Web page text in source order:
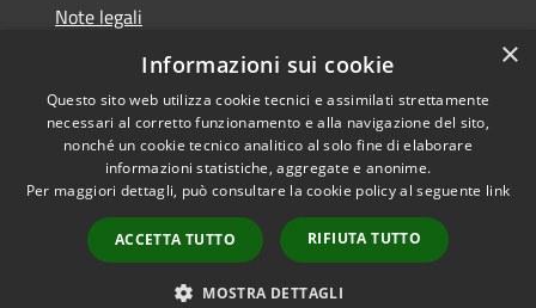
Note legali
Dichiarazione di accessibilità
Accessibilità
Copyright © 2026 • Comune di
Desio • Powered by
Municipium•
Accesso
redazione
×
Informazioni sui cookie
Questo sito web utilizza cookie tecnici e assimilati strettamente
necessari al corretto funzionamento e alla navigazione del sito,
nonché un cookie tecnico analitico al solo fine di elaborare
informazioni statistiche, aggregate e anonime.
Per maggiori dettagli, può consultare la cookie policy al seguente link
ACCETTA TUTTO RIFIUTA TUTTO
MOSTRA DETTAGLI